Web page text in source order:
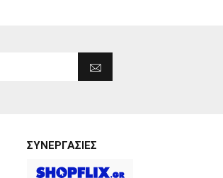
ΣΥΝΕΡΓΑΣΙΕΣ